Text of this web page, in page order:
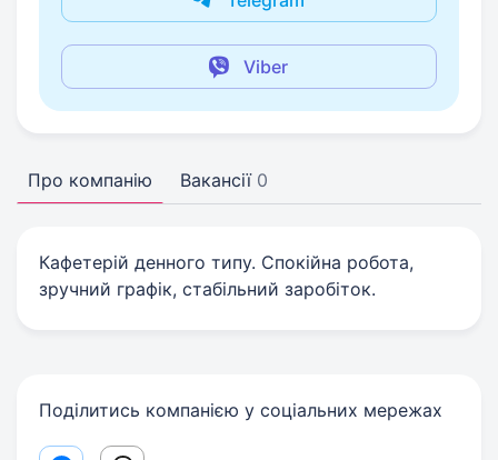
Viber
Про компанію Вакансії 0
Кафетерій денного типу. Спокійна робота,
зручний графік, стабільний заробіток.
Поділитись компанією у соціальних мережах